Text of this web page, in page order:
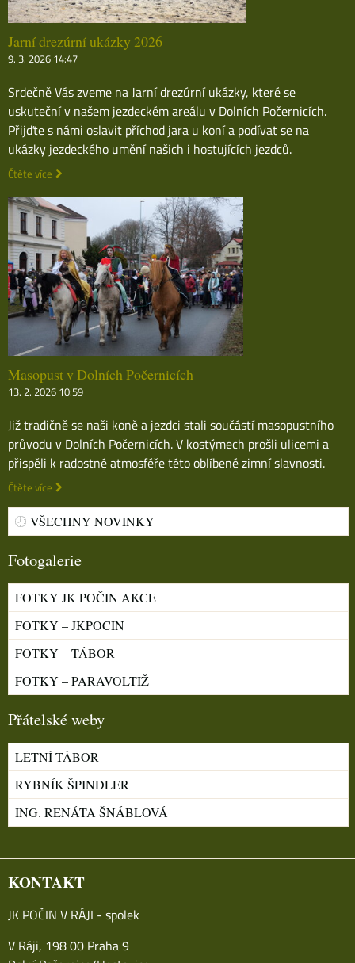
Jarní drezúrní ukázky 2026
9. 3. 2026 14:47
Srdečně Vás zveme na Jarní drezúrní ukázky, které se
uskuteční v našem jezdeckém areálu v Dolních Počernicích.
Přijďte s námi oslavit příchod jara u koní a podívat se na
ukázky jezdeckého umění našich i hostujících jezdců.
Čtěte více
Masopust v Dolních Počernicích
13. 2. 2026 10:59
Již tradičně se naši koně a jezdci stali součástí masopustního
průvodu v Dolních Počernicích. V kostýmech prošli ulicemi a
přispěli k radostné atmosféře této oblíbené zimní slavnosti.
Čtěte více
VŠECHNY NOVINKY
Fotogalerie
FOTKY JK POČIN AKCE
FOTKY – JKPOCIN
FOTKY – TÁBOR
FOTKY – PARAVOLTIŽ
Přátelské weby
LETNÍ TÁBOR
RYBNÍK ŠPINDLER
ING. RENÁTA ŠNÁBLOVÁ
KONTAKT
JK POČIN V RÁJI - spolek
V Ráji, 198 00 Praha 9